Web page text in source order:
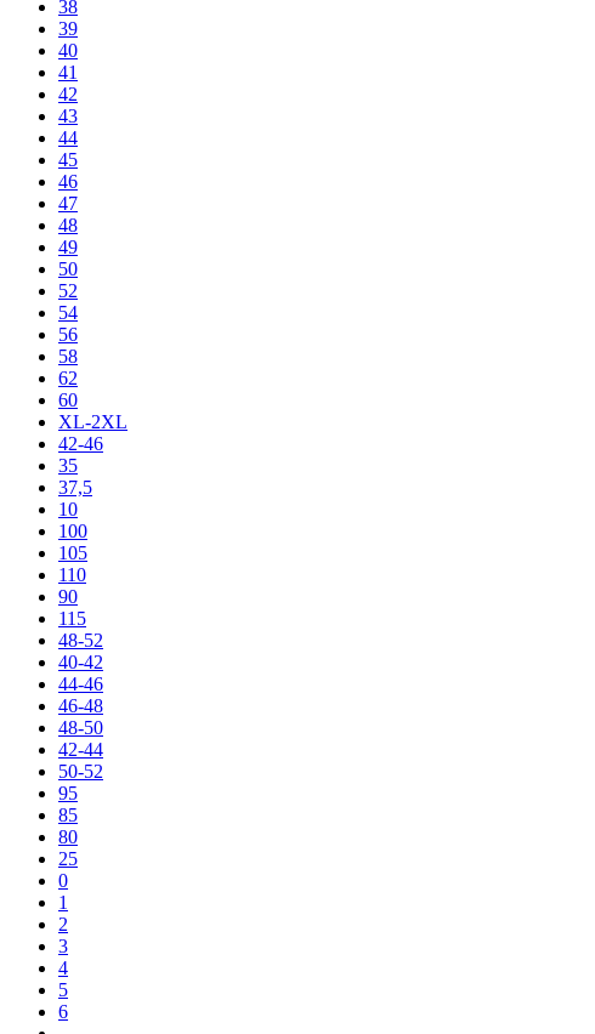
38
39
40
41
42
43
44
45
46
47
48
49
50
52
54
56
58
62
60
XL-2XL
42-46
35
37,5
10
100
105
110
90
115
48-52
40-42
44-46
46-48
48-50
42-44
50-52
95
85
80
25
0
1
2
3
4
5
6